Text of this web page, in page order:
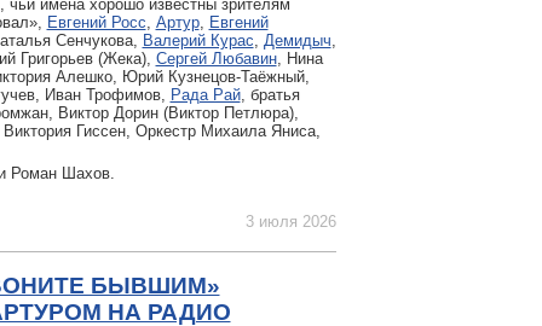
чьи имена хорошо известны зрителям
Евгений Росс Артур,
Евгений
Сенчукова,
Валерий Курас Демидыч
Григорьев (Жека), Сергей Любавин, Нина
Алешко, Юрий Кузнецов-Таёжный,
Иван Трофимов,
Рада Рай, братья
Виктор Дорин (Виктор Петлюра),
Гиссен, Оркестр Михаила Яниса,
Роман Шахов.
3 июля 2026
БЫВШИМ»
НА РАДИО